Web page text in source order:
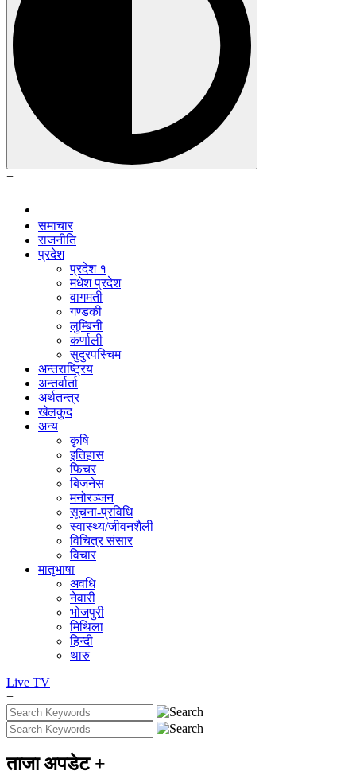
+
समाचार
राजनीति
प्रदेश
प्रदेश १
मधेश प्रदेश
वागमती
गण्डकी
लुम्बिनी
कर्णाली
सुदुरपस्चिम
अन्तराष्ट्रिय
अन्तर्वार्ता
अर्थतन्त्र
खेलकुद
अन्य
कृषि
इतिहास
फिचर
बिजनेस
मनोरञ्जन
सूचना-प्रविधि
स्वास्थ्य/जीवनशैली
विचित्र संसार
विचार
मातृभाषा
अवधि
नेवारी
भोजपुरी
मिथिला
हिन्दी
थारु
Live TV
+
ताजा अपडेट +